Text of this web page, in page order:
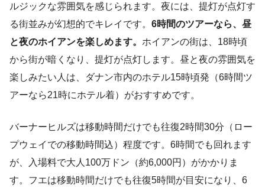
ルジックな雰囲気を感じられます。夜には、提灯が点灯す
る街並みが幻想的でキレイです。 6時間のツアーなら、昼
と夜のホイアンを楽しめます。 ホイアンの街は、18時頃
から街が暗くなり、提灯が点灯します。昼と夜の雰囲気を
楽しみたい人は、ダナン市内のホテル15時頃発（6時間ツ
アーなら21時にホテル着）がおすすめです。
バーナーヒルズは移動時間だけでも往復2時間30分（ロー
プウェイでの移動時間込）程度です。6時間でも回れます
が、入場料で大人100万ドン（約6,000円）がかかりま
す。フエは移動時間だけでも往復5時間が目安になり、6